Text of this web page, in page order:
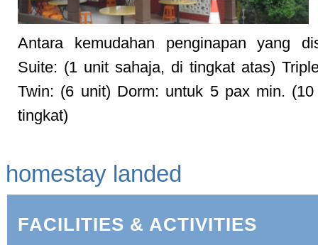
Antara kemudahan penginapan yang
Suite: (1 unit sahaja, di tingkat atas)
Twin: (6 unit) Dorm: untuk 5 pax min.
tingkat)
homestay landed
FACILITIES & ACTIVITIES